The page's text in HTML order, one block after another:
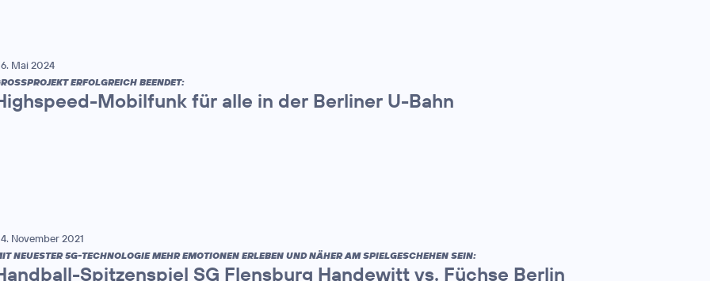
Mai 2024
ERFOLGREICH BEENDET:
Mobilfunk für alle in der Berliner U-Bahn
November 2021
NEUESTER 5G-TECHNOLOGIE MEHR EMOTIONEN ERLEBEN UND NÄHER AM SPIELGESCHEHEN SEIN:
Spitzenspiel SG Flensburg Handewitt vs. Füchse Berlin